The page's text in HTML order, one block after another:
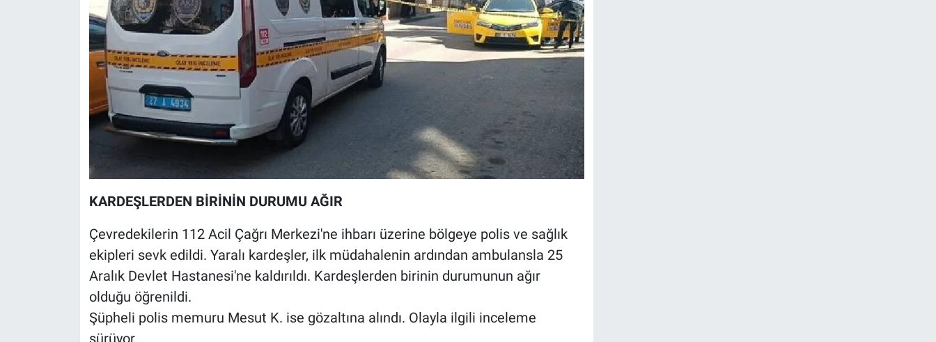
KARDEŞLERDEN BİRİNİN DURUMU AĞIR
Çevredekilerin 112 Acil Çağrı Merkezi'ne ihbarı üzerine bölgeye polis ve sağlık
ekipleri sevk edildi. Yaralı kardeşler, ilk müdahalenin ardından ambulansla 25
Aralık Devlet Hastanesi'ne kaldırıldı. Kardeşlerden birinin durumunun ağır
olduğu öğrenildi.
Şüpheli polis memuru Mesut K. ise gözaltına alındı. Olayla ilgili inceleme
sürüyor.